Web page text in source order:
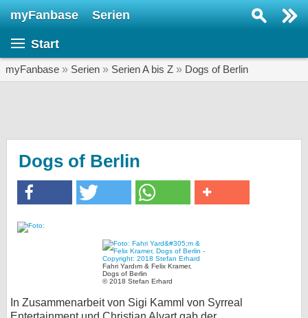
myFanbase Serien
Start
myFanbase » Serien » Serien A bis Z » Dogs of Berlin
Dogs of Berlin
Fahri Yardım & Felix Kramer,
Dogs of Berlin
© 2018 Stefan Erhard
In Zusammenarbeit von Sigi Kamml von Syrreal
SERIEN
Veranstaltungen
KULTUR
SERVICE
Gewinnspiele
Forum